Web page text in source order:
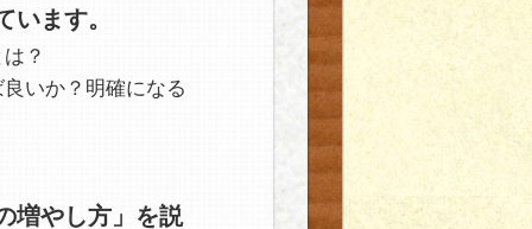
ます。
？
いか？明確になる
増やし方」を説